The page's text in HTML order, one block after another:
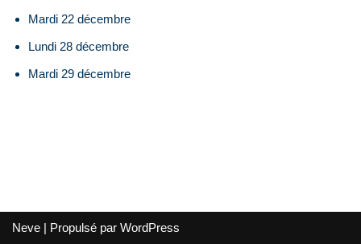
Mardi 22 décembre
Lundi 28 décembre
Mardi 29 décembre
Neve | Propulsé par WordPress